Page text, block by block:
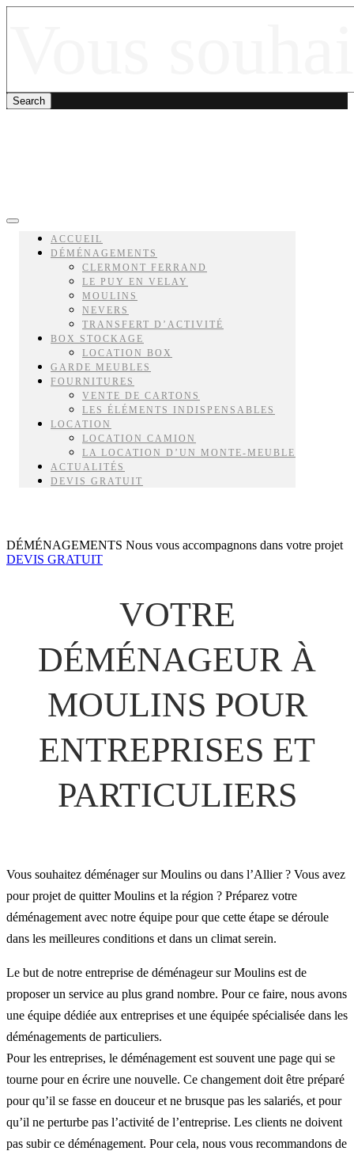
ACCUEIL
DÉMÉNAGEMENTS
CLERMONT FERRAND
LE PUY EN VELAY
MOULINS
NEVERS
TRANSFERT D’ACTIVITÉ
BOX STOCKAGE
LOCATION BOX
GARDE MEUBLES
FOURNITURES
VENTE DE CARTONS
LES ÉLÉMENTS INDISPENSABLES
LOCATION
LOCATION CAMION
LA LOCATION D’UN MONTE-MEUBLE
ACTUALITÉS
DEVIS GRATUIT
DÉMÉNAGEMENTS Nous vous accompagnons dans votre projet
DEVIS GRATUIT
VOTRE
DÉMÉNAGEUR À
MOULINS POUR
ENTREPRISES ET
PARTICULIERS
Vous souhaitez déménager sur Moulins ou dans l’Allier ? Vous avez
pour projet de quitter Moulins et la région ? Préparez votre
déménagement avec notre équipe pour que cette étape se déroule
dans les meilleures conditions et dans un climat serein.
Le but de notre entreprise de déménageur sur Moulins est de
proposer un service au plus grand nombre. Pour ce faire, nous avons
une équipe dédiée aux entreprises et une équipée spécialisée dans les
déménagements de particuliers.
Pour les entreprises, le déménagement est souvent une page qui se
tourne pour en écrire une nouvelle. Ce changement doit être préparé
pour qu’il se fasse en douceur et ne brusque pas les salariés, et pour
qu’il ne perturbe pas l’activité de l’entreprise. Les clients ne doivent
pas subir ce déménagement. Pour cela, nous vous recommandons de